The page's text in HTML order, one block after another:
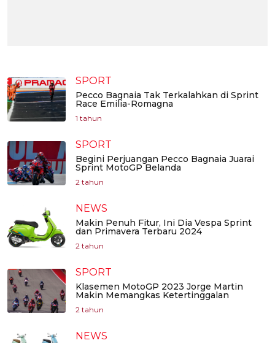
SPORT
Pecco Bagnaia Tak Terkalahkan di Sprint
Race Emilia-Romagna
1 tahun
SPORT
Begini Perjuangan Pecco Bagnaia Juarai
Sprint MotoGP Belanda
2 tahun
NEWS
Makin Penuh Fitur, Ini Dia Vespa Sprint
dan Primavera Terbaru 2024
2 tahun
SPORT
Klasemen MotoGP 2023 Jorge Martin
Makin Memangkas Ketertinggalan
2 tahun
NEWS